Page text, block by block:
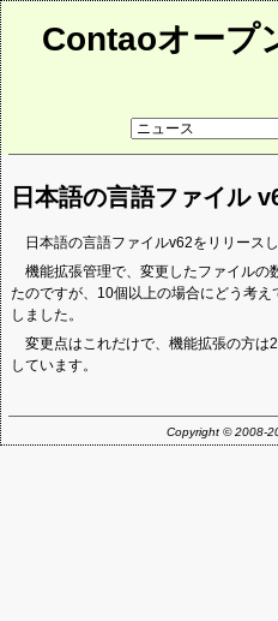
Contaoオープ
リ
ペ
ー
日本語の言語ファイル
日本語の言語ファイルv62をリリースし
機能拡張管理で、変更したファイルの
たのですが、10個以上の場合にどう考
しました。
変更点はこれだけで、機能拡張の方
しています。
Copyright © 2008-